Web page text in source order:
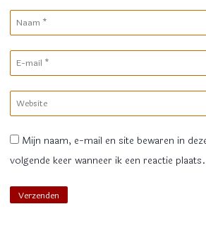
Naam
*
E-
mail
Website
Mijn naam, e-mail en site bewaren in
volgende keer wanneer ik een reactie plaats.